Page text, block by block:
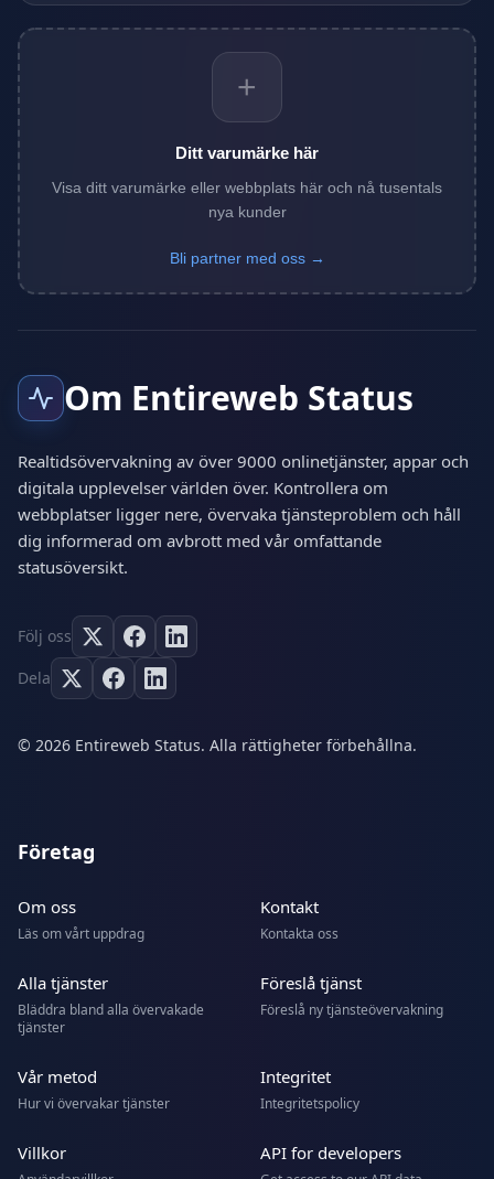
+
Ditt varumärke här
Visa ditt varumärke eller webbplats här och nå tusentals
nya kunder
Bli partner med oss →
Om Entireweb Status
Realtidsövervakning av över 9000 onlinetjänster, appar och
digitala upplevelser världen över. Kontrollera om
webbplatser ligger nere, övervaka tjänsteproblem och håll
dig informerad om avbrott med vår omfattande
statusöversikt.
Följ oss
Dela
© 2026 Entireweb Status. Alla rättigheter förbehållna.
Företag
Om oss
Läs om vårt uppdrag
Kontakt
Kontakta oss
Alla tjänster
Bläddra bland alla övervakade
tjänster
Föreslå tjänst
Föreslå ny tjänsteövervakning
Vår metod
Hur vi övervakar tjänster
Integritet
Integritetspolicy
Villkor API for developers